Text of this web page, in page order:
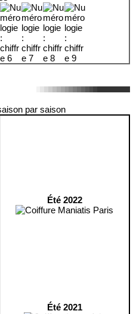
Été 2022
Été 2021